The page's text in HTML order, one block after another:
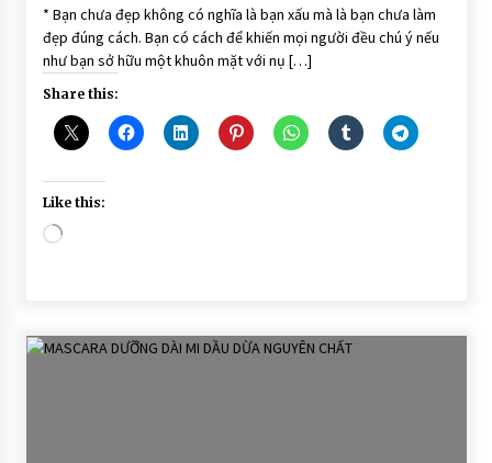
Dầu Dừa
dưỡng
mi
* Bạn chưa đẹp không có nghĩa là bạn xấu mà là bạn chưa làm
đẹp đúng cách. Bạn có cách để khiến mọi người đều chú ý nếu
như bạn sở hữu một khuôn mặt với nụ […]
Share this:
Like this:
Loading…